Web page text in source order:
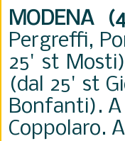
MODENA
Pergreffi,
25' st
(dal 25' st
Bonfanti). A
Coppolaro.